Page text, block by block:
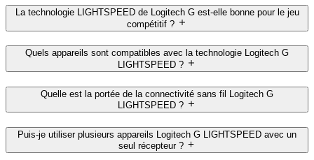
La technologie LIGHTSPEED de Logitech G est-elle bonne pour le jeu
compétitif ?
Quels appareils sont compatibles avec la technologie Logitech G
LIGHTSPEED ?
Quelle est la portée de la connectivité sans fil Logitech G
LIGHTSPEED ?
Puis-je utiliser plusieurs appareils Logitech G LIGHTSPEED avec un
seul récepteur ?